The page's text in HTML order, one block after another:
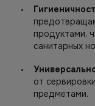
продуктами,
санитарных
от
предметами.